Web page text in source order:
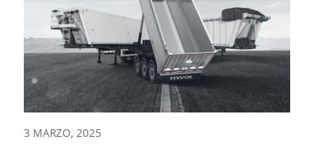
3 MARZO, 2025